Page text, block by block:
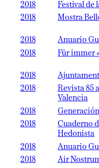
2018
Festival de
2018
Mostra
2018
Anuario
2018
Für immer
2018
2018
Revista 85
Valencia
2018
2018
Cuaderno
Hedonista
2018 Anuario
2018
Air